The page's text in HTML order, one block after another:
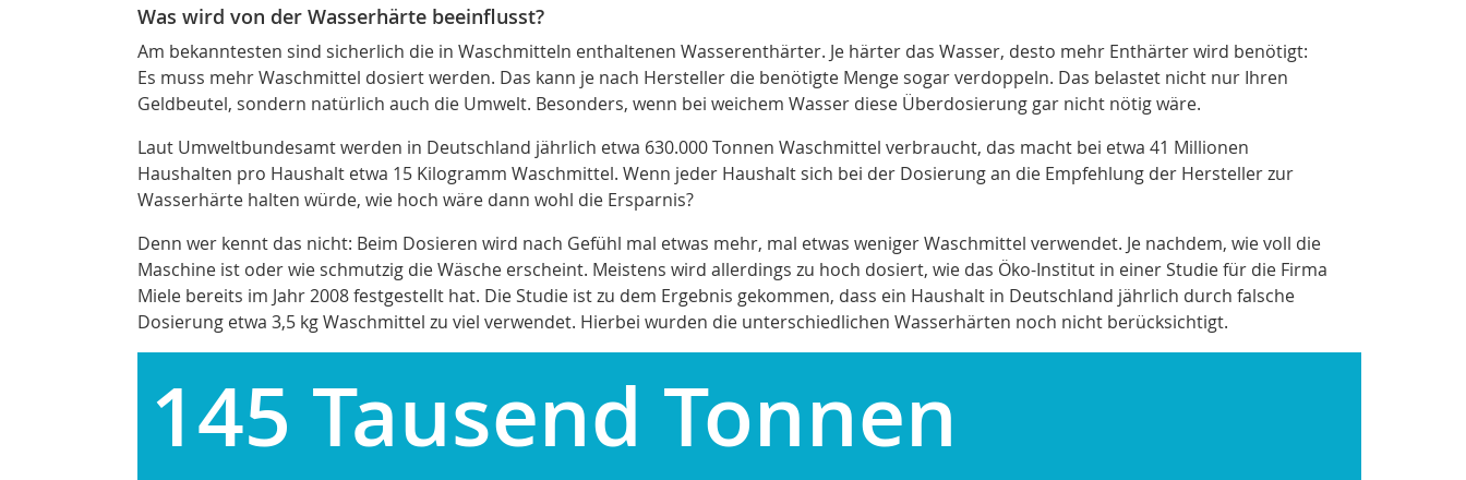
Was wird von der Wasserhärte beeinflusst?
Am bekanntesten sind sicherlich die in Waschmitteln enthaltenen Wasserenthärter. Je härter das Wasser, desto mehr Enthärter wird benötigt:
Es muss mehr Waschmittel dosiert werden. Das kann je nach Hersteller die benötigte Menge sogar verdoppeln. Das belastet nicht nur Ihren
Geldbeutel, sondern natürlich auch die Umwelt. Besonders, wenn bei weichem Wasser diese Überdosierung gar nicht nötig wäre.
Laut Umweltbundesamt werden in Deutschland jährlich etwa 630.000 Tonnen Waschmittel verbraucht, das macht bei etwa 41 Millionen
Haushalten pro Haushalt etwa 15 Kilogramm Waschmittel. Wenn jeder Haushalt sich bei der Dosierung an die Empfehlung der Hersteller zur
Wasserhärte halten würde, wie hoch wäre dann wohl die Ersparnis?
Denn wer kennt das nicht: Beim Dosieren wird nach Gefühl mal etwas mehr, mal etwas weniger Waschmittel verwendet. Je nachdem, wie voll die
Maschine ist oder wie schmutzig die Wäsche erscheint. Meistens wird allerdings zu hoch dosiert, wie das Öko-Institut in einer Studie für die Firma
Miele bereits im Jahr 2008 festgestellt hat. Die Studie ist zu dem Ergebnis gekommen, dass ein Haushalt in Deutschland jährlich durch falsche
Dosierung etwa 3,5 kg Waschmittel zu viel verwendet. Hierbei wurden die unterschiedlichen Wasserhärten noch nicht berücksichtigt.
145 Tausend Tonnen